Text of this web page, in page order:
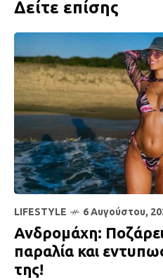
Δείτε επίσης
LIFESTYLE 6 Αυγούστου,
Ανδρομάχη: Ποζάρει
παραλία και
της!